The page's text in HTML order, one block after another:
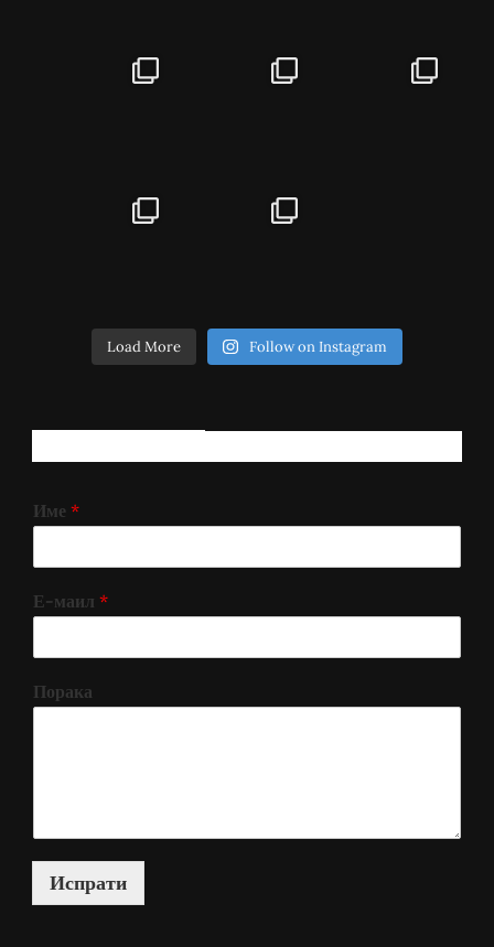
Load More Follow on Instagram
Име *
Е-маил *
Порака
Испрати